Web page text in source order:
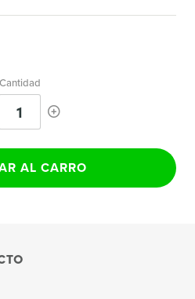
Cantidad
1
AL CARRO